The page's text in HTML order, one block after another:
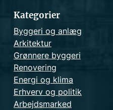
Kategorier
Byggeri og anlæg
Arkitektur
Grønnere byggeri
Renovering
Energi og klima
Erhverv og politik
Arbejdsmarked